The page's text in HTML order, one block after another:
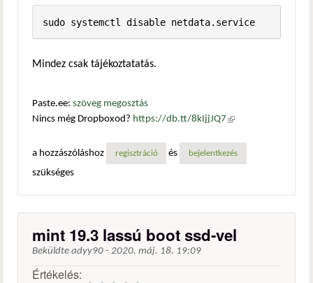
sudo systemctl disable netdata.service
Mindez csak tájékoztatatás.
Paste.ee: szöveg megosztás
Nincs még Dropboxod? https://db.tt/8kIjjJQ7 (külső
a hozzászóláshoz
regisztráció és bejelentkezés
szükséges
mint 19.3 lassú boot ssd-vel
Beküldte adyy90 - 2020. máj. 18. 19:09
Értékelés: